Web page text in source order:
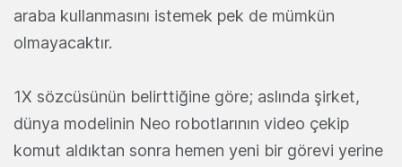
araba kullanmasını istemek pek de mümkün
olmayacaktır.
1X sözcüsünün belirttiğine göre; aslında şirket,
dünya modelinin Neo robotlarının video çekip
komut aldıktan sonra hemen yeni bir görevi yerine